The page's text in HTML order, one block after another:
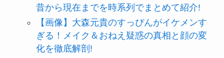
昔から現在までを時系列でまとめて紹介!
【画像】大森元貴のすっぴんがイケメンす
ぎる！メイク＆おねえ疑惑の真相と顔の変
化を徹底解剖!